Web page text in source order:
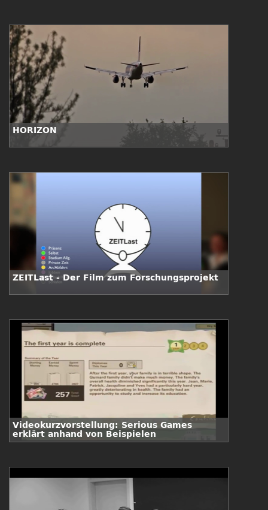
HORIZON
ZEITLast - Der Film zum Forschungsprojekt
Videokurzvorstellung: Serious Games
erklärt anhand von Beispielen